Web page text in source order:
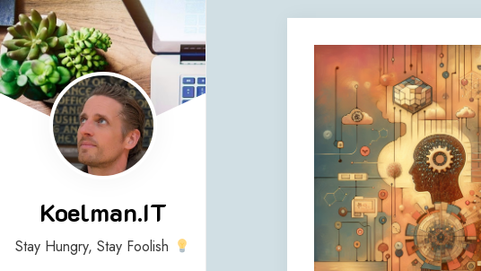
Skip
to
content
Koelman.IT
Stay Hungry, Stay Foolish